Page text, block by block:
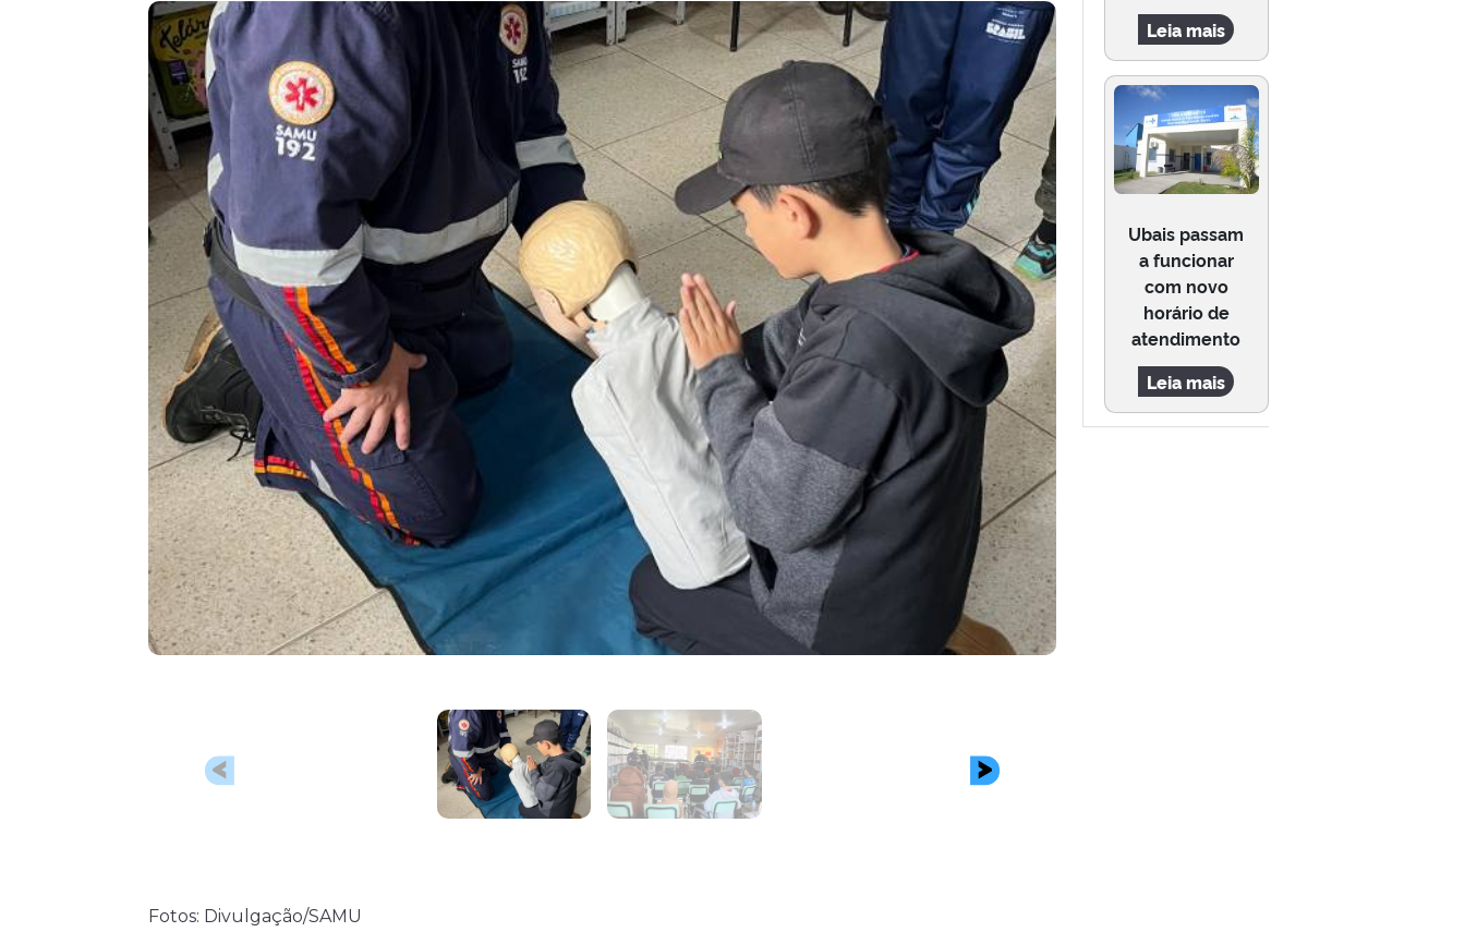
Fotos: Divulgação/SAMU
Leia mais
Ubais passam
a funcionar
com novo
horário de
atendimento
Leia mais